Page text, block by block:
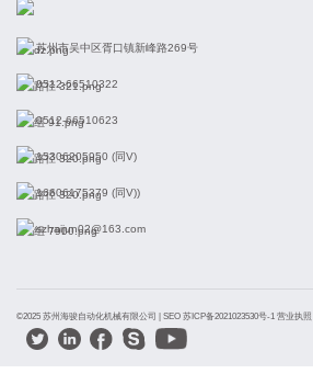
苏州市吴中区胥口镇新峰路269号
0512-66510322
0512-66510623
15306205950 (同V)
16606175379 (同V))
szhaijun02@163.com
©2025 苏州海骏自动化机械有限公司 | SEO 苏ICP备2021023530号-1 营业执照